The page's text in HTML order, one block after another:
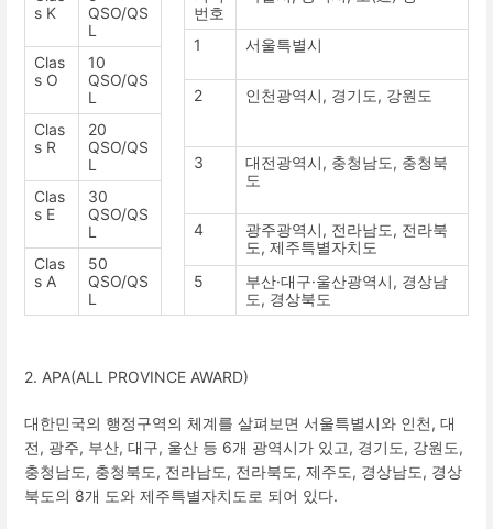
s K
QSO/QS
L
번호
1
서울특별시
Clas
s O
10
QSO/QS
L
2 인천광역시, 경기도, 강원도
Clas
s R
20
QSO/QS
L
3 대전광역시, 충청남도, 충청북
도
Clas
s E
30
QSO/QS
L
4 광주광역시, 전라남도, 전라북
도, 제주특별자치도
Clas
s A
50
QSO/QS
L
5 부산·대구·울산광역시, 경상남
도, 경상북도
2. APA(ALL PROVINCE AWARD)
대한민국의 행정구역의 체계를 살펴보면 서울특별시와 인천, 대
전, 광주, 부산, 대구, 울산 등 6개 광역시가 있고, 경기도, 강원도,
충청남도, 충청북도, 전라남도, 전라북도, 제주도, 경상남도, 경상
북도의 8개 도와 제주특별자치도로 되어 있다.